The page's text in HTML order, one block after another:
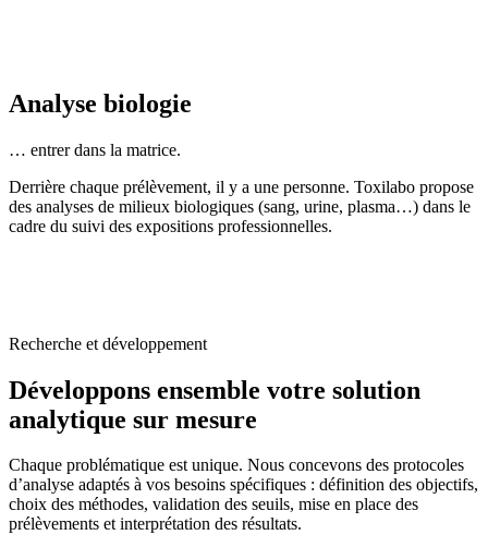
Analyse biologie
… entrer dans la matrice.
Derrière chaque prélèvement, il y a une personne. Toxilabo propose
des analyses de milieux biologiques (sang, urine, plasma…) dans le
cadre du suivi des expositions professionnelles.
Recherche et développement
Développons ensemble votre solution
analytique sur mesure
Chaque problématique est unique. Nous concevons des protocoles
d’analyse adaptés à vos besoins spécifiques : définition des objectifs,
choix des méthodes, validation des seuils, mise en place des
prélèvements et interprétation des résultats.